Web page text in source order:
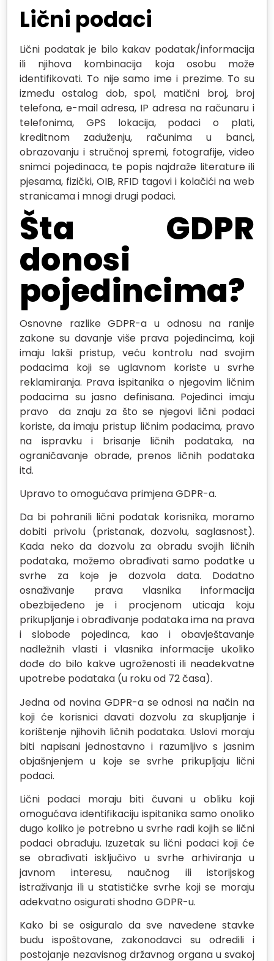
Lični podaci
Lični podatak je bilo kakav podatak/informacija
ili njihova kombinacija koja osobu može
identifikovati. To nije samo ime i prezime. To su
između ostalog dob, spol, matični broj, broj
telefona, e-mail adresa, IP adresa na računaru i
telefonima, GPS lokacija, podaci o plati,
kreditnom zaduženju, računima u banci,
obrazovanju i stručnoj spremi, fotografije, video
snimci pojedinaca, te popis najdraže literature ili
pjesama, fizički, OIB, RFID tagovi i kolačići na web
stranicama i mnogi drugi podaci.
Šta GDPR
donosi
pojedincima?
Osnovne razlike GDPR-a u odnosu na ranije
zakone su davanje više prava pojedincima, koji
imaju lakši pristup, veću kontrolu nad svojim
podacima koji se uglavnom koriste u svrhe
reklamiranja. Prava ispitanika o njegovim ličnim
podacima su jasno definisana. Pojedinci imaju
pravo da znaju za što se njegovi lični podaci
koriste, da imaju pristup ličnim podacima, pravo
na ispravku i brisanje ličnih podataka, na
ograničavanje obrade, prenos ličnih podataka
itd.
Upravo to omogućava primjena GDPR-a.
Da bi pohranili lični podatak korisnika, moramo
dobiti privolu (pristanak, dozvolu, saglasnost).
Kada neko da dozvolu za obradu svojih ličnih
podataka, možemo obrađivati samo podatke u
svrhe za koje je dozvola data. Dodatno
osnaživanje prava vlasnika informacija
obezbijeđeno je i procjenom uticaja koju
prikupljanje i obrađivanje podataka ima na prava
i slobode pojedinca, kao i obavještavanje
nadležnih vlasti i vlasnika informacije ukoliko
dođe do bilo kakve ugroženosti ili neadekvatne
upotrebe podataka (u roku od 72 časa).
Jedna od novina GDPR-a se odnosi na način na
koji će korisnici davati dozvolu za skupljanje i
korištenje njihovih ličnih podataka. Uslovi moraju
biti napisani jednostavno i razumljivo s jasnim
objašnjenjem u koje se svrhe prikupljaju lični
podaci.
Lični podaci moraju biti čuvani u obliku koji
omogućava identifikaciju ispitanika samo onoliko
dugo koliko je potrebno u svrhe radi kojih se lični
podaci obrađuju. Izuzetak su lični podaci koji će
se obrađivati isključivo u svrhe arhiviranja u
javnom interesu, naučnog ili istorijskog
istraživanja ili u statističke svrhe koji se moraju
adekvatno osigurati shodno GDPR-u.
Kako bi se osiguralo da sve navedene stavke
budu ispoštovane, zakonodavci su odredili i
postojanje nezavisnog državnog organa u svakoj